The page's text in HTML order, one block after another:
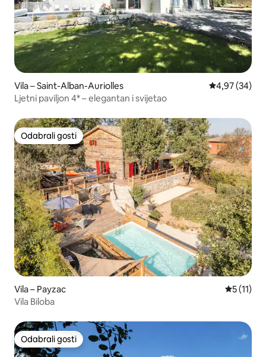
Vila – Saint-Alban-Auriolles Prosječna
4,97 (34)
Ljetni paviljon 4* – elegantan i svijetao
Odabrali gosti
Odabrali gosti
Vila – Payzac
5 (11)
Vila Biloba
Odabrali gosti
Odabrali gosti